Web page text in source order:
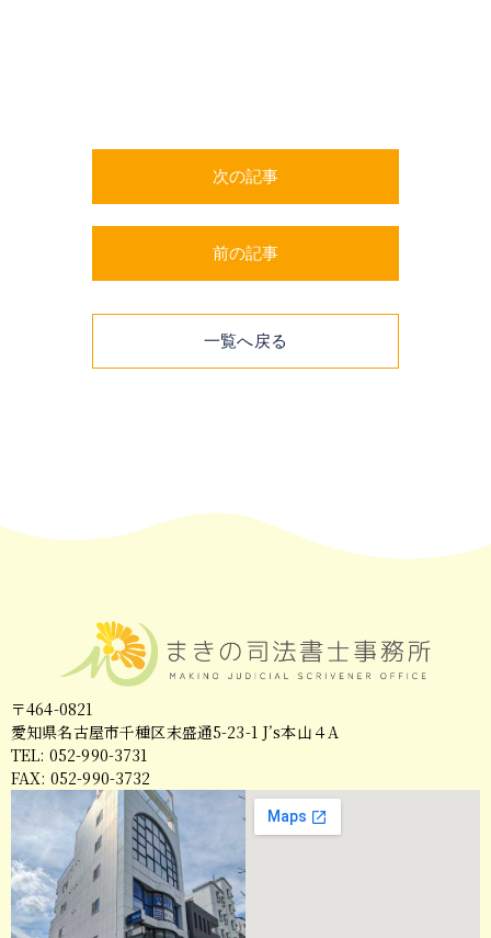
前の記事
次の記事
一覧へ戻る
〒464-0821
愛知県名古屋市千種区末盛通5-23-1 J’s本山４A
TEL: 052-990-3731
FAX: 052-990-3732